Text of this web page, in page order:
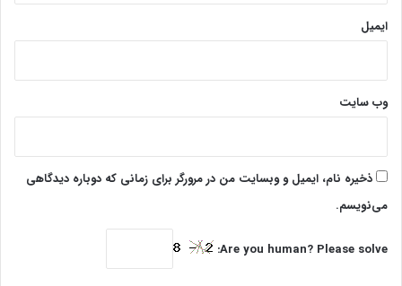
ایمیل
وب‌ سایت
ذخیره نام، ایمیل و وبسایت من در مرورگر برای زمانی که دوباره دیدگاهی
می‌نویسم.
Are you human? Please solve: